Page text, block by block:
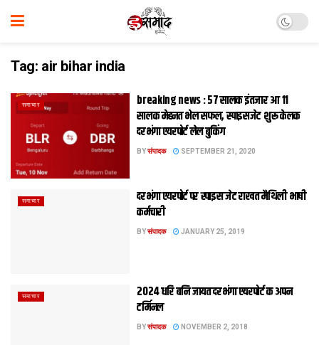
Tag: air bihar india
समाचार
breaking news : 57 सालक इंतजार आ 11
सालक मेहनत भेल सफल, स्पाइसजेट शुरू केलक
दरभंगा एयरपोर्ट लेल बुकिंग
BYसंपादक SEPTEMBER 21, 2020
समाचार
दरभंगा एयरपोर्ट पर स्‍पाइस जेट राखत मैथिली भाषी
कर्मचारी
BYसंपादक JANUARY 25, 2019
समाचार
2024 धरि बनि जायत दरभंगा एयरपोर्ट क अपन
टर्मिनल
BYसंपादक NOVEMBER 2, 2018